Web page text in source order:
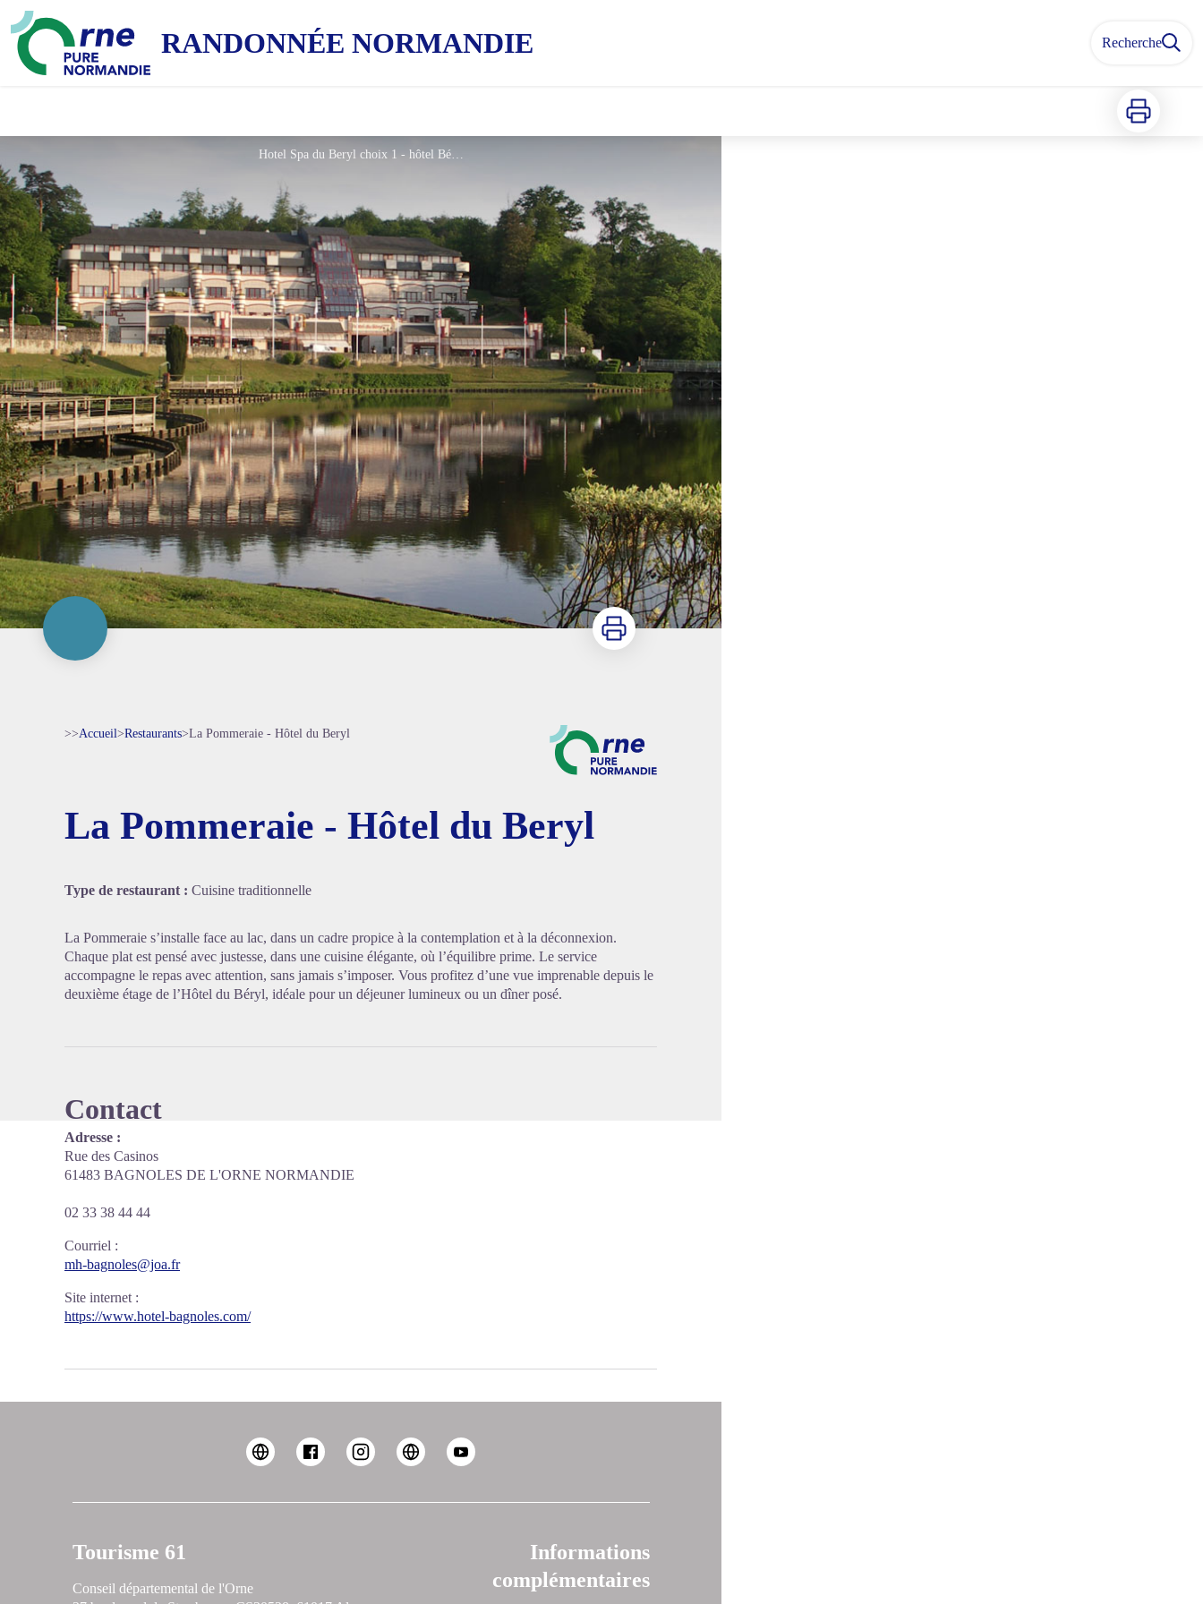
RANDONNÉE NORMANDIE Recherche
Imprimer
Hotel Spa du Beryl choix 1 - hôtel Béryl
Imprimer
>>Accueil>Restaurants>La Pommeraie - Hôtel du Beryl
La Pommeraie - Hôtel du Beryl
Type de restaurant : Cuisine traditionnelle
La Pommeraie s’installe face au lac, dans un cadre propice à la contemplation et à la déconnexion.
Chaque plat est pensé avec justesse, dans une cuisine élégante, où l’équilibre prime. Le service
accompagne le repas avec attention, sans jamais s’imposer. Vous profitez d’une vue imprenable depuis le
deuxième étage de l’Hôtel du Béryl, idéale pour un déjeuner lumineux ou un dîner posé.
Contact
Adresse :
Rue des Casinos
61483 BAGNOLES DE L'ORNE NORMANDIE
02 33 38 44 44
Courriel :
mh-bagnoles@joa.fr
Site internet :
https://www.hotel-bagnoles.com/
Tourisme 61
Conseil départemental de l'Orne
Informations
complémentaires